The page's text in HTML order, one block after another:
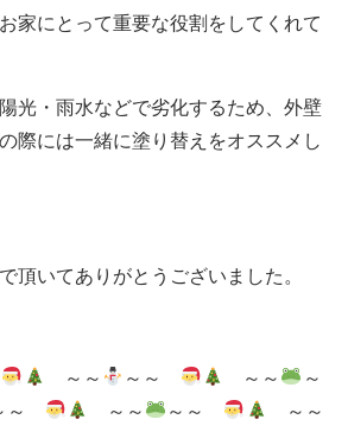
家にとって重要な役割をしてくれて
光・雨水などで劣化するため、外壁
際には一緒に塗り替えをオススメし
頂いてありがとうございました。
～～ ～～ ～～
～
～ ～～ ～～
～～